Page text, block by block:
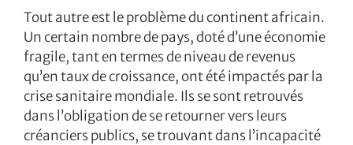
Tout autre est le problème du continent africain.
Un certain nombre de pays, doté d’une économie
fragile, tant en termes de niveau de revenus
qu’en taux de croissance, ont été impactés par la
crise sanitaire mondiale. Ils se sont retrouvés
dans l’obligation de se retourner vers leurs
créanciers publics, se trouvant dans l’incapacité